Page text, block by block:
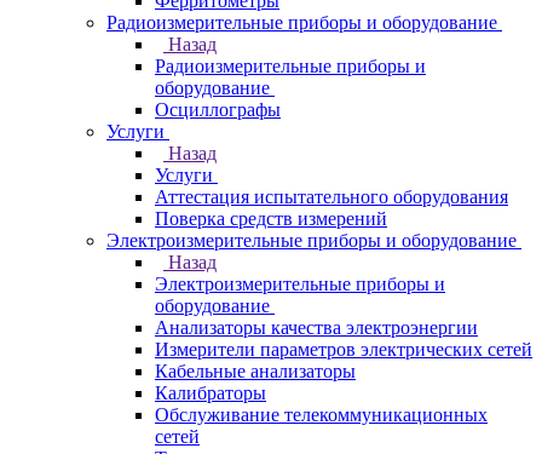
Радиоизмерительные приборы и оборудование
Назад
Радиоизмерительные приборы и
оборудование
Осциллографы
Услуги
Назад
Услуги
Аттестация испытательного оборудования
Поверка средств измерений
Электроизмерительные приборы и оборудование
Назад
Электроизмерительные приборы и
оборудование
Анализаторы качества электроэнергии
Измерители параметров электрических сетей
Кабельные анализаторы
Калибраторы
Обслуживание телекоммуникационных
сетей